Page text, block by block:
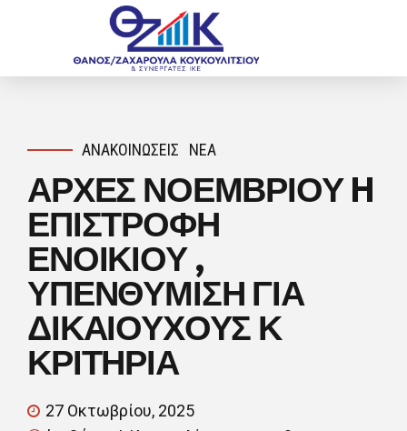
ΑΝΑΚΟΙΝΏΣΕΙΣ ΝΈΑ
ΑΡΧΕΣ ΝΟΕΜΒΡΙΟΥ H
ΕΠΙΣΤΡΟΦΗ
ΕΝΟΙΚΙΟΥ ,
ΥΠΕΝΘΥΜΙΣΗ ΓΙΑ
ΔΙΚΑΙΟΥΧΟΥΣ Κ
ΚΡΙΤΗΡΙΑ
27 Οκτωβρίου, 2025